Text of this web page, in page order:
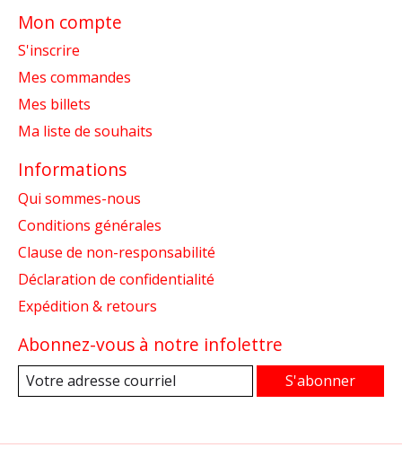
Mon compte
S'inscrire
Mes commandes
Mes billets
Ma liste de souhaits
Informations
Qui sommes-nous
Conditions générales
Clause de non-responsabilité
Déclaration de confidentialité
Expédition & retours
Abonnez-vous à notre infolettre
S'abonner